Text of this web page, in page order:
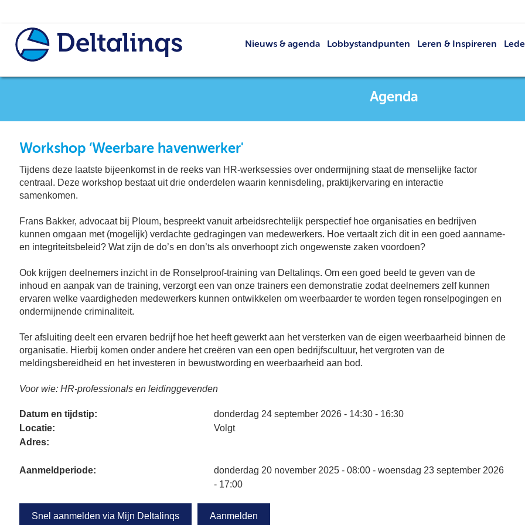
Nieuws & agenda Lobbystandpunten Leren & Inspireren
Lid
Agenda
Workshop ‘Weerbare havenwerker'
Tijdens deze laatste bijeenkomst in de reeks van HR-werksessies over ondermijning staat de menselijke factor
centraal. Deze workshop bestaat uit drie onderdelen waarin kennisdeling, praktijkervaring en interactie
samenkomen.
Frans Bakker, advocaat bij Ploum, bespreekt vanuit arbeidsrechtelijk perspectief hoe organisaties en bedrijven
kunnen omgaan met (mogelijk) verdachte gedragingen van medewerkers. Hoe vertaalt zich dit in een goed aanname-
en integriteitsbeleid? Wat zijn de do’s en don’ts als onverhoopt zich ongewenste zaken voordoen?
Ook krijgen deelnemers inzicht in de Ronselproof-training van Deltalinqs. Om een goed beeld te geven van de
inhoud en aanpak van de training, verzorgt een van onze trainers een demonstratie zodat deelnemers zelf kunnen
ervaren welke vaardigheden medewerkers kunnen ontwikkelen om weerbaarder te worden tegen ronselpogingen en
ondermijnende criminaliteit.
Ter afsluiting deelt een ervaren bedrijf hoe het heeft gewerkt aan het versterken van de eigen weerbaarheid binnen de
organisatie. Hierbij komen onder andere het creëren van een open bedrijfscultuur, het vergroten van de
meldingsbereidheid en het investeren in bewustwording en weerbaarheid aan bod.
Voor wie: HR-professionals en leidinggevenden
Datum en tijdstip:
donderdag 24 september 2026 - 14:30 - 16:30
Locatie:
Volgt
Adres:
Aanmeldperiode:
donderdag 20 november 2025 - 08:00 - woensdag 23 september 2026
- 17:00
Snel aanmelden via Mijn Deltalinqs Aanmelden